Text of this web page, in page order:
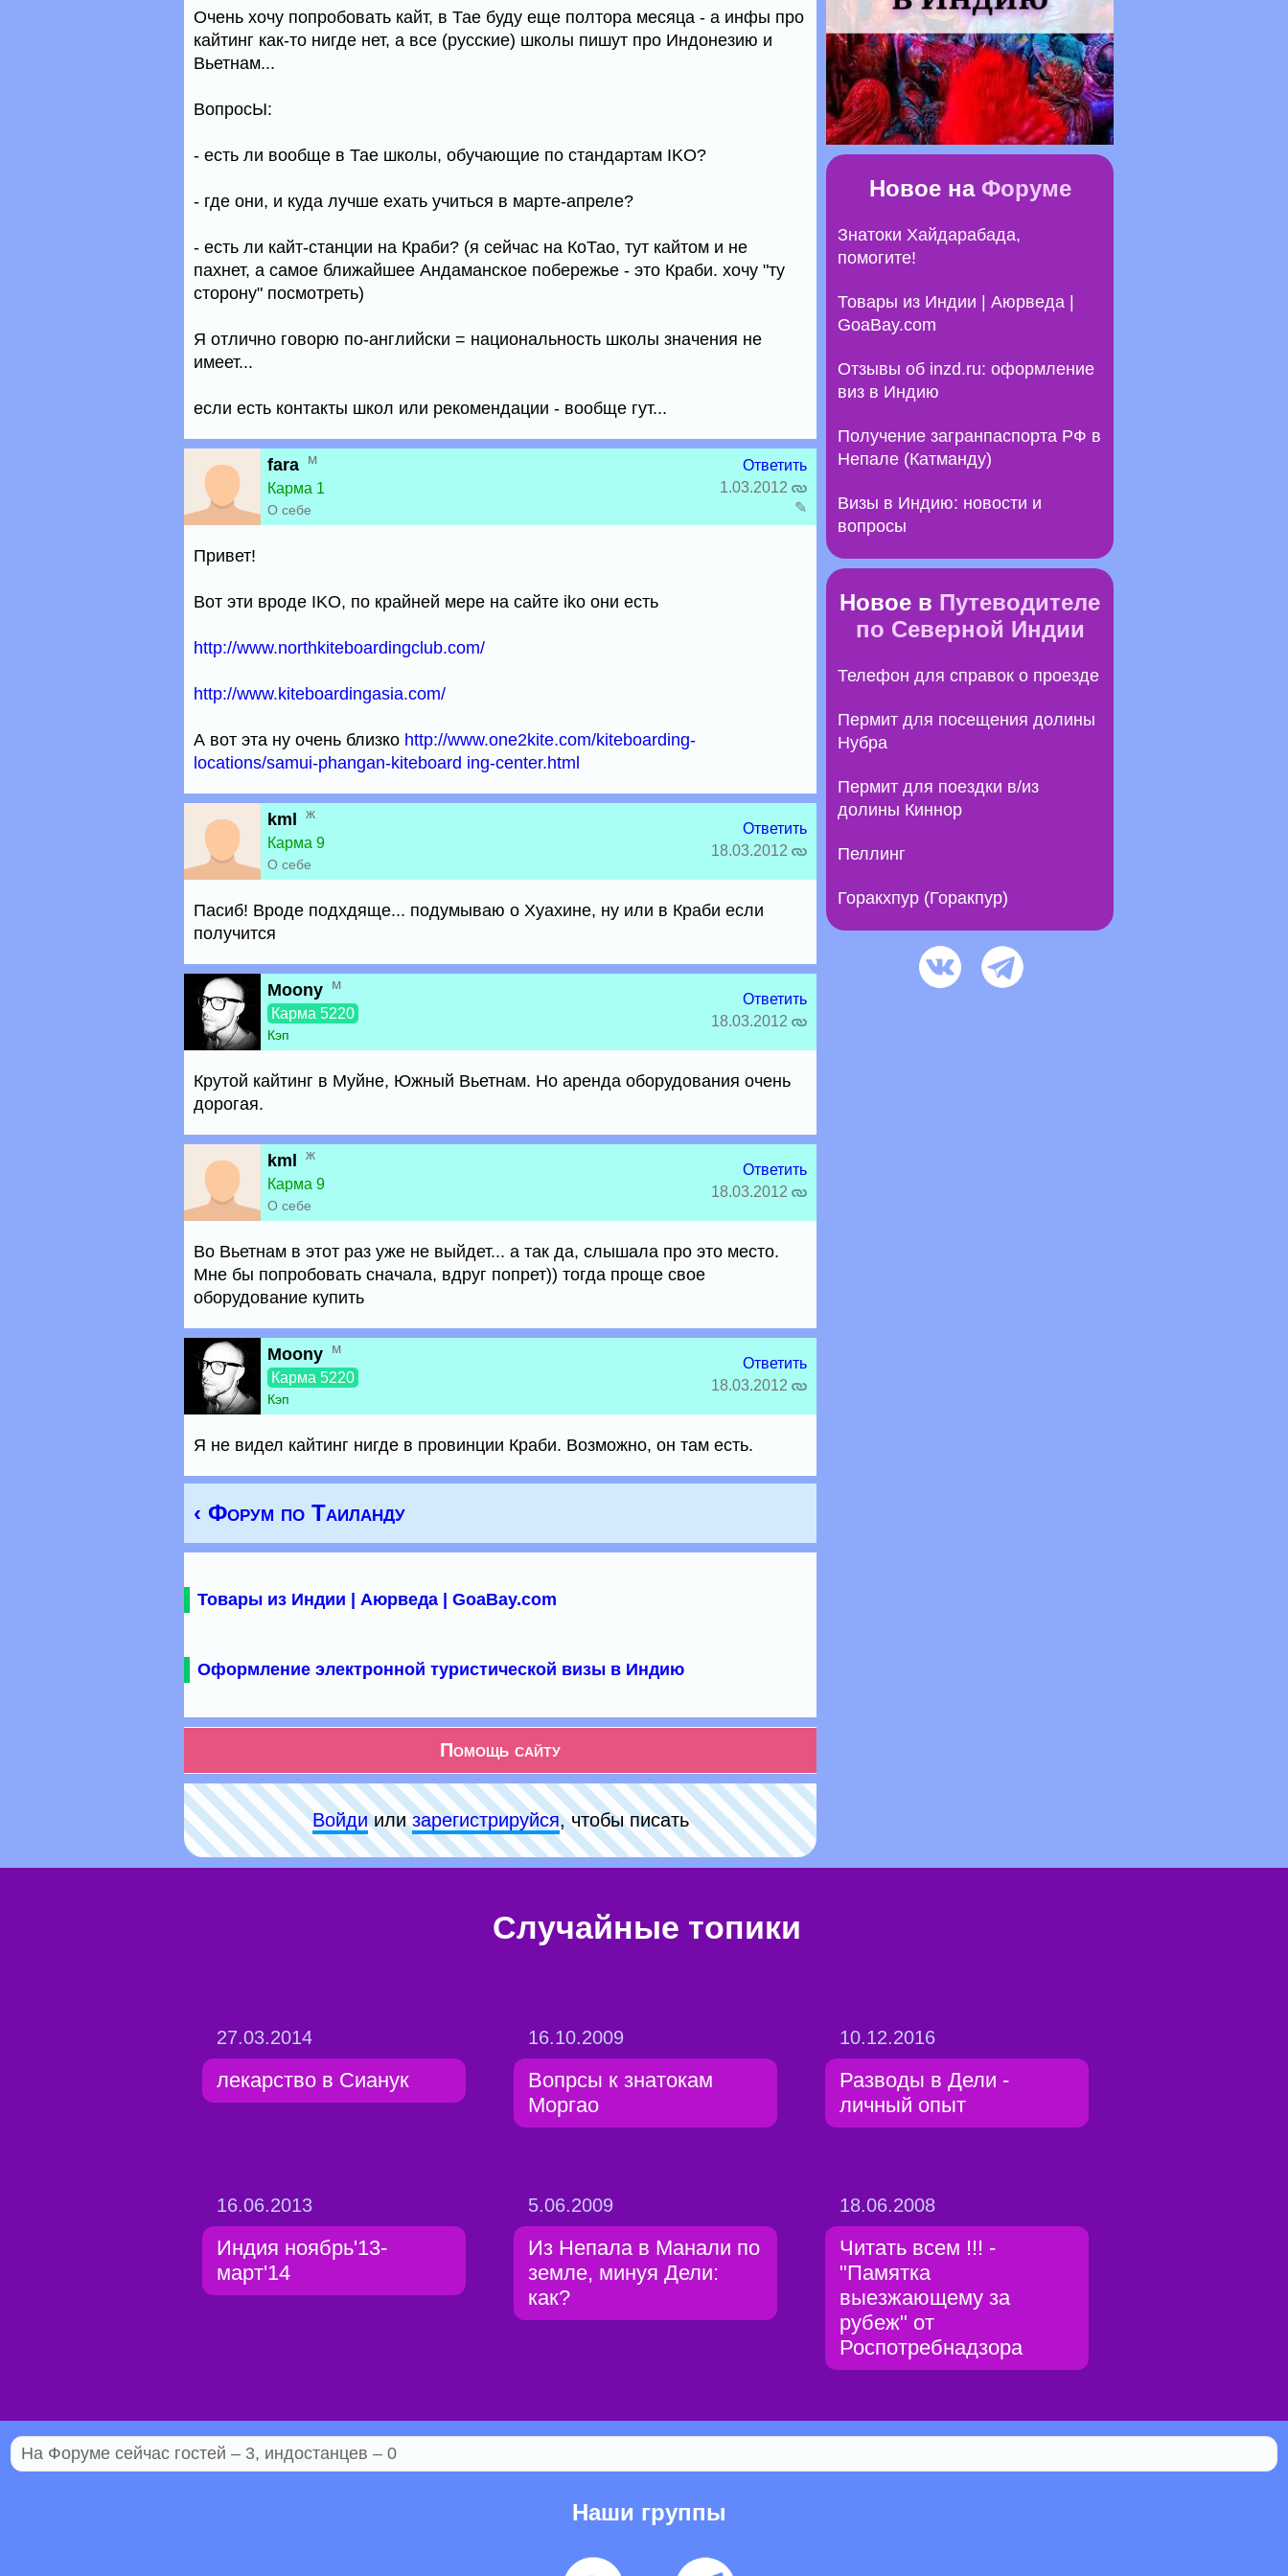
Очень хочу попробовать кайт, в Тае буду еще полтора месяца - а инфы про
кайтинг как-то нигде нет, а все (русские) школы пишут про Индонезию и
Вьетнам...
ВопросЫ:
- есть ли вообще в Тае школы, обучающие по стандартам IKO?
- где они, и куда лучше ехать учиться в марте-апреле?
- есть ли кайт-станции на Краби? (я сейчас на КоТао, тут кайтом и не
пахнет, а самое ближайшее Андаманское побережье - это Краби. хочу "ту
сторону" посмотреть)
Я отлично говорю по-английски = национальность школы значения не
имеет...
если есть контакты школ или рекомендации - вообще гут...
fara м
Карма 1
О себе
Ответить
1.03.2012
✎
Привет!
Вот эти вроде IKO, по крайней мере на сайте iko они есть
http://www.northkiteboardingclub.com/
http://www.kiteboardingasia.com/
А вот эта ну очень близко http://www.one2kite.com/kiteboarding-
locations/samui-phangan-kiteboard ing-center.html
kml
ж
Карма 9
О себе
Ответить
18.03.2012
Пасиб! Вроде подхдяще... подумываю о Хуахине, ну или в Краби если
получится
Moony м
Карма 5220
Кэп
Ответить
18.03.2012
Крутой кайтинг в Муйне, Южный Вьетнам. Но аренда оборудования очень
дорогая.
kml
ж
Карма 9
О себе
Ответить
18.03.2012
Во Вьетнам в этот раз уже не выйдет... а так да, слышала про это место.
Мне бы попробовать сначала, вдруг попрет)) тогда проще свое
оборудование купить
Moony м
Карма 5220
Кэп
Ответить
18.03.2012
Я не видел кайтинг нигде в провинции Краби. Возможно, он там есть.
‹ Форум по Таиланду
Товары из Индии | Аюрведа | GoaBay.com
Оформление электронной туристической визы в Индию
Помощь сайту
Войдиилизарeгиcтpируйся, чтобы писать
Новое на Форуме
Знатоки Хайдарабада,
помогите!
Товары из Индии | Аюрведа |
GoaBay.com
Отзывы об inzd.ru: оформление
виз в Индию
Получение загранпаспорта РФ в
Непале (Катманду)
Визы в Индию: новости и
вопросы
Новое в Путеводителе
по Северной Индии
Телефон для справок о проезде
Пермит для посещения долины
Нубра
Пермит для поездки в/из
долины Киннор
Пеллинг
Горакхпур (Горакпур)
Случайные топики
27.03.2014
лекарство в Сианук
16.10.2009
Вопрсы к знатокам
Моргао
10.12.2016
Разводы в Дели -
личный опыт
16.06.2013
Индия ноябрь'13-
март'14
5.06.2009
Из Непала в Манали по
земле, минуя Дели:
как?
18.06.2008
Читать всем !!! -
"Памятка
выезжающему за
рубеж" от
Роспотребнадзора
На Форуме сейчас гостей – 3, индостанцев – 0
Наши группы